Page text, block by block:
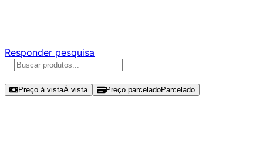
Responder pesquisa
Preço à vistaÀ vista Preço parceladoParcelado